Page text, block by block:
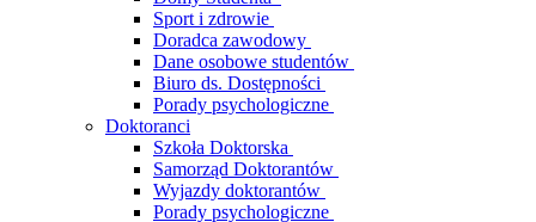
Sport i zdrowie
Doradca zawodowy
Dane osobowe studentów
Biuro ds. Dostępności
Porady psychologiczne
Doktoranci
Szkoła Doktorska
Samorząd Doktorantów
Wyjazdy doktorantów
Porady psychologiczne